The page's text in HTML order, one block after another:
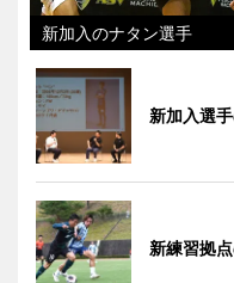
新加入のナタン選手
新加入選
新練習拠